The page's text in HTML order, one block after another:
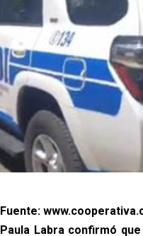
Fuente:
Paula Labra confirmó